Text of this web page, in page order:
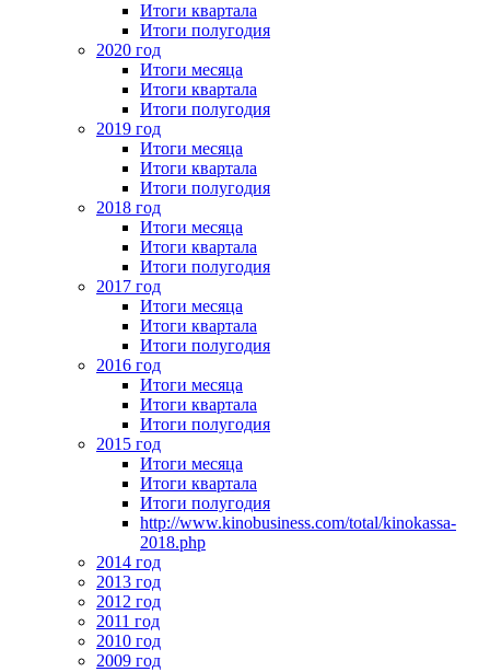
Итоги квартала
Итоги полугодия
2020 год
Итоги месяца
Итоги квартала
Итоги полугодия
2019 год
Итоги месяца
Итоги квартала
Итоги полугодия
2018 год
Итоги месяца
Итоги квартала
Итоги полугодия
2017 год
Итоги месяца
Итоги квартала
Итоги полугодия
2016 год
Итоги месяца
Итоги квартала
Итоги полугодия
2015 год
Итоги месяца
Итоги квартала
Итоги полугодия
http://www.kinobusiness.com/total/kinokassa-
2018.php
2014 год
2013 год
2012 год
2011 год
2010 год
2009 год